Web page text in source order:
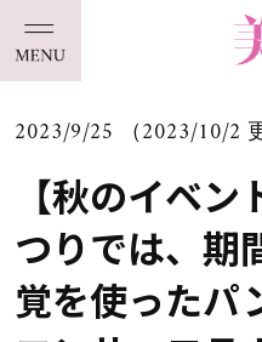
2023/9/25 （2023/10/2
【秋のイベ
つりでは、期
覚を使ったパ